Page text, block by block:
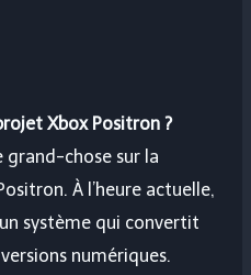
Xbox Positron ?
grand-chose sur la
À l’heure actuelle,
système qui convertit
numériques.